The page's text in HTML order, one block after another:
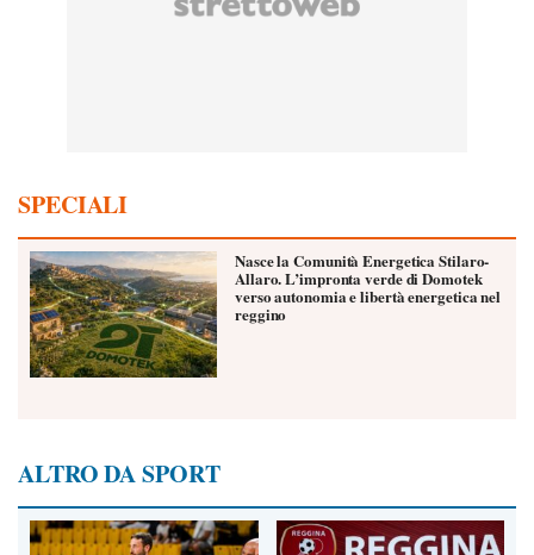
SPECIALI
Nasce la Comunità Energetica Stilaro-
Allaro. L’impronta verde di Domotek
verso autonomia e libertà energetica nel
reggino
ALTRO DA SPORT